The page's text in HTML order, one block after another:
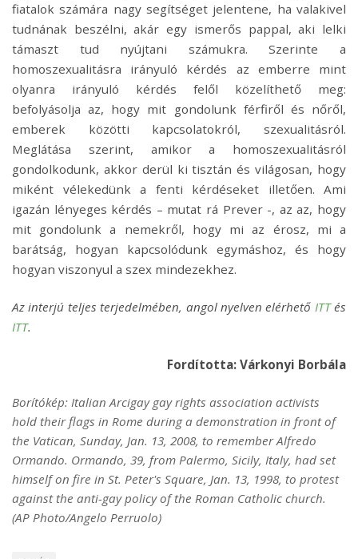
fiatalok számára nagy segítséget jelentene, ha valakivel
tudnának beszélni, akár egy ismerős pappal, aki lelki
támaszt tud nyújtani számukra. Szerinte a
homoszexualitásra irányuló kérdés az emberre mint
olyanra irányuló kérdés felől közelíthető meg:
befolyásolja az, hogy mit gondolunk férfiről és nőről,
emberek közötti kapcsolatokról, szexualitásról.
Meglátása szerint, amikor a homoszexualitásról
gondolkodunk, akkor derül ki tisztán és világosan, hogy
miként vélekedünk a fenti kérdéseket illetően. Ami
igazán lényeges kérdés – mutat rá Prever -, az az, hogy
mit gondolunk a nemekről, hogy mi az érosz, mi a
barátság, hogyan kapcsolódunk egymáshoz, és hogy
hogyan viszonyul a szex mindezekhez.
Az interjú teljes terjedelmében, angol nyelven elérhető ITTés
ITT.
Fordította: Várkonyi Borbála
Borítókép: Italian Arcigay gay rights association activists
hold their flags in Rome during a demonstration in front of
the Vatican, Sunday, Jan. 13, 2008, to remember Alfredo
Ormando. Ormando, 39, from Palermo, Sicily, Italy, had set
himself on fire in St. Peter's Square, Jan. 13, 1998, to protest
against the anti-gay policy of the Roman Catholic church.
(AP Photo/Angelo Perruolo)